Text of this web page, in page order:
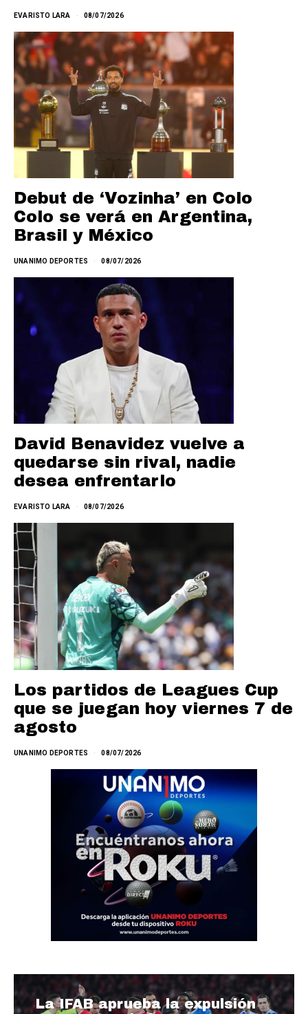
EVARISTO LARA 08/07/2026
Debut de ‘Vozinha’ en Colo
Colo se verá en Argentina,
Brasil y México
UNANIMO DEPORTES 08/07/2026
David Benavidez vuelve a
quedarse sin rival, nadie
desea enfrentarlo
EVARISTO LARA 08/07/2026
Los partidos de Leagues Cup
que se juegan hoy viernes 7 de
agosto
UNANIMO DEPORTES 08/07/2026
La IFAB aprueba la expulsión